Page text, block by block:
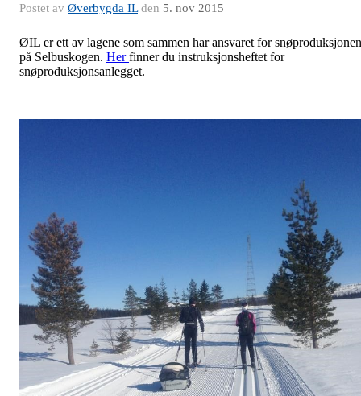
Postet av Øverbygda ILden 5. nov 2015
ØIL er ett av lagene som sammen har ansvaret for snøproduksjonen
på Selbuskogen. Herfinner du instruksjonsheftet for
snøproduksjonsanlegget.